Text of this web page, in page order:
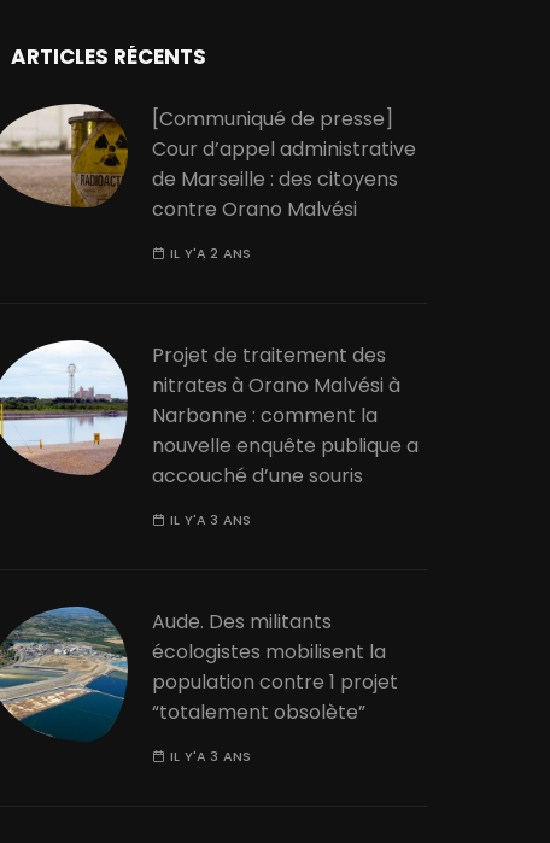
ARTICLES RÉCENTS
[Communiqué de presse]
Cour d’appel administrative
de Marseille : des citoyens
contre Orano Malvési
IL Y'A 2 ANS
Projet de traitement des
nitrates à Orano Malvési à
Narbonne : comment la
nouvelle enquête publique a
accouché d’une souris
IL Y'A 3 ANS
Aude. Des militants
écologistes mobilisent la
population contre 1 projet
“totalement obsolète”
IL Y'A 3 ANS